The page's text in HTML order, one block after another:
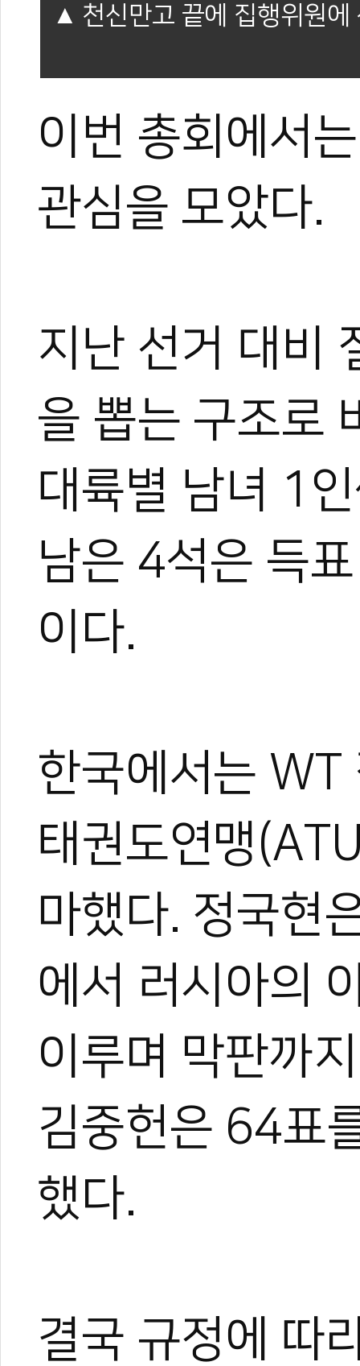
천신만고 끝에 집행위원
이번 총회에서
관심을 모았다.
지난 선거 대비
을 뽑는 구조로
대륙별 남녀 1
남은 4석은 득
이다.
한국에서는 WT
태권도연맹
마했다. 정국현
에서 러시아의
이루며 막판까
김중헌은 64표
했다.
결국 규정에 따